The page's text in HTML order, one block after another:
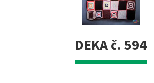
DEKA č. 594